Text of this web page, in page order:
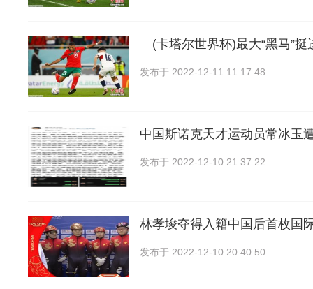
(卡塔尔世界杯)最大“黑马”挺
发布于 2022-12-11 11:17:48
中国斯诺克天才运动员常冰玉
发布于 2022-12-10 21:37:22
林孝埈夺得入籍中国后首枚国
发布于 2022-12-10 20:40:50